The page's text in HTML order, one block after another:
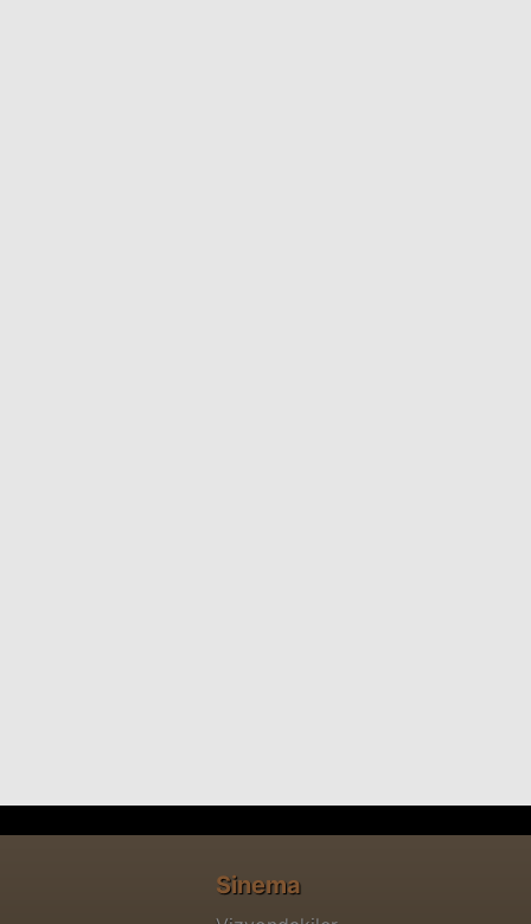
Sinema